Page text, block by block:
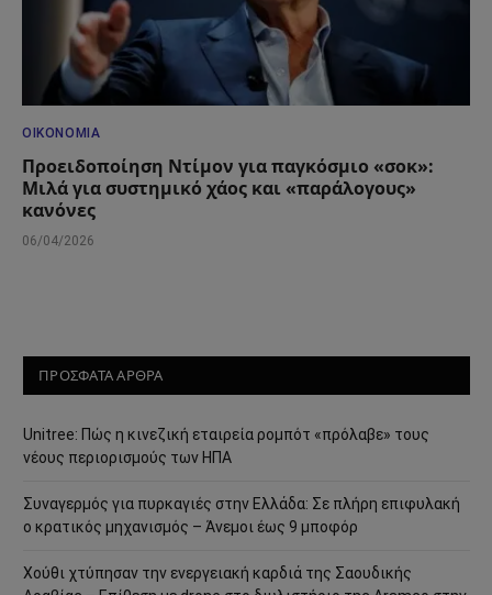
ΟΙΚΟΝΟΜΊΑ
Προειδοποίηση Ντίμον για παγκόσμιο «σοκ»:
Μιλά για συστημικό χάος και «παράλογους»
κανόνες
06/04/2026
ΠΡΟΣΦΑΤΑ ΑΡΘΡΑ
Unitree: Πώς η κινεζική εταιρεία ρομπότ «πρόλαβε» τους
νέους περιορισμούς των ΗΠΑ
Συναγερμός για πυρκαγιές στην Ελλάδα: Σε πλήρη επιφυλακή
ο κρατικός μηχανισμός – Άνεμοι έως 9 μποφόρ
Χούθι χτύπησαν την ενεργειακή καρδιά της Σαουδικής